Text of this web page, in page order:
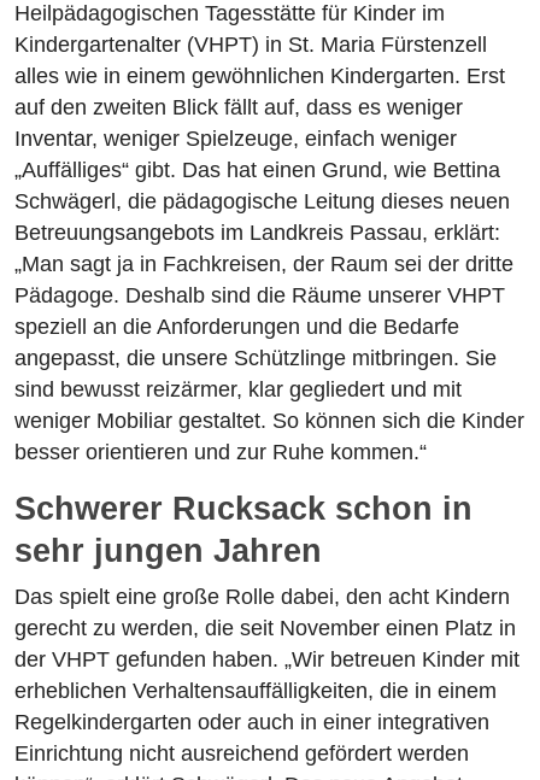
Heilpädagogischen Tagesstätte für Kinder im
Kindergartenalter (VHPT) in St. Maria Fürstenzell
alles wie in einem gewöhnlichen Kindergarten. Erst
auf den zweiten Blick fällt auf, dass es weniger
Inventar, weniger Spielzeuge, einfach weniger
„Auffälliges“ gibt. Das hat einen Grund, wie Bettina
Schwägerl, die pädagogische Leitung dieses neuen
Betreuungsangebots im Landkreis Passau, erklärt:
„Man sagt ja in Fachkreisen, der Raum sei der dritte
Pädagoge. Deshalb sind die Räume unserer VHPT
speziell an die Anforderungen und die Bedarfe
angepasst, die unsere Schützlinge mitbringen. Sie
sind bewusst reizärmer, klar gegliedert und mit
weniger Mobiliar gestaltet. So können sich die Kinder
besser orientieren und zur Ruhe kommen.“
Schwerer Rucksack schon in
sehr jungen Jahren
Das spielt eine große Rolle dabei, den acht Kindern
gerecht zu werden, die seit November einen Platz in
der VHPT gefunden haben. „Wir betreuen Kinder mit
erheblichen Verhaltensauffälligkeiten, die in einem
Regelkindergarten oder auch in einer integrativen
Einrichtung nicht ausreichend gefördert werden